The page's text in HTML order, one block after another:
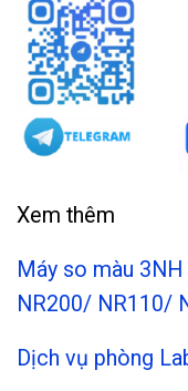
Xem thêm
Máy so màu
NR200/ NR110/
Dịch vụ phòng